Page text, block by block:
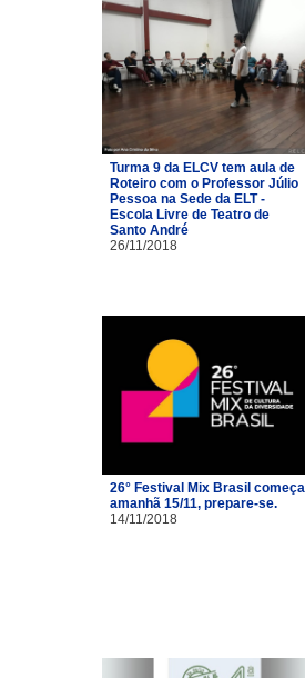
Turma 9 da ELCV tem aula de
Roteiro com o Professor Júlio
Pessoa na Sede da ELT -
Escola Livre de Teatro de
Santo André
26/11/2018
26° Festival Mix Brasil começa
amanhã 15/11, prepare-se.
14/11/2018